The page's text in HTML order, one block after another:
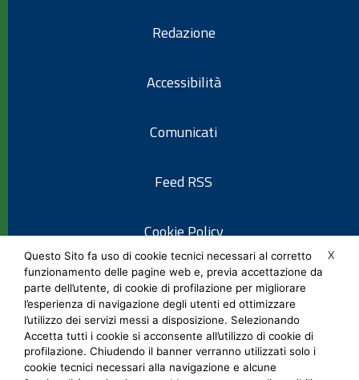
Redazione
Accessibilità
Comunicati
Feed RSS
Cookie Policy
Informativa privacy
Note legali
X
Questo Sito fa uso di cookie tecnici necessari al corretto
funzionamento delle pagine web e, previa accettazione da
parte dell’utente, di cookie di profilazione per migliorare
l’esperienza di navigazione degli utenti ed ottimizzare
l’utilizzo dei servizi messi a disposizione. Selezionando
Accetta tutti i cookie si acconsente all’utilizzo di cookie di
profilazione. Chiudendo il banner verranno utilizzati solo i
cookie tecnici necessari alla navigazione e alcune